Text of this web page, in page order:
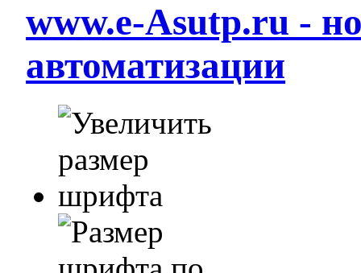
www.e-Asutp.ru -
автоматизации